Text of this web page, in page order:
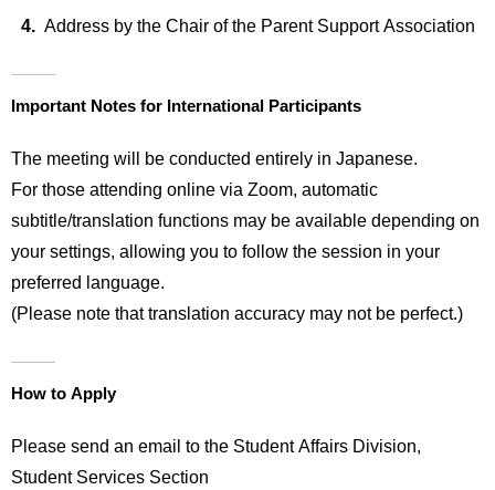
Address by the Chair of the Parent Support Association
Important Notes for International Participants
The meeting will be conducted entirely in Japanese.
For those attending online via Zoom, automatic
subtitle/translation functions may be available depending on
your settings, allowing you to follow the session in your
preferred language.
(Please note that translation accuracy may not be perfect.)
How to Apply
Please send an email to the Student Affairs Division,
Student Services Section